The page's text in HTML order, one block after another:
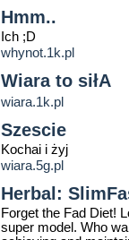
Hmm..
Ich ;D
whynot.1k.pl
Wiara to siłA
wiara.1k.pl
Szescie
Kochai i żyj
wiara.5g.pl
Herbal:
Forget the Fad Diet!
super model. Who